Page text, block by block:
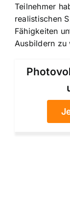
Teilnehmer
realistischen
Fähigkeiten
Ausbildern zu